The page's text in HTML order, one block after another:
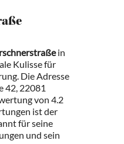
in
Kulisse für
Die Adresse
42, 22081
von 4.2
ist der
für seine
und sein